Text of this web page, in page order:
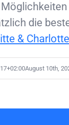
die
&
August 10th,